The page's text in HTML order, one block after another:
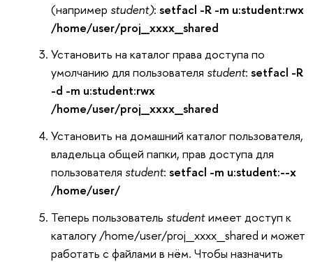
(например student): setfacl -R -m u:student:rwx
/home/user/proj_xxxx_shared
Установить на каталог права доступа по
умолчанию для пользователя student: setfacl -R
-d -m u:student:rwx
/home/user/proj_xxxx_shared
Установить на домашний каталог пользователя,
владельца общей папки, прав доступа для
пользователя student: setfacl -m u:student:--x
/home/user/
Теперь пользователь studentимеет доступ к
каталогу /home/user/proj_xxxx_shared и может
работать с файлами в нём. Чтобы назначить